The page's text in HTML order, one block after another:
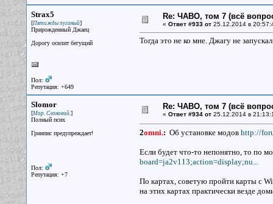
Strax5
[Пятижды пуганый]
Прирожденный Джаец
Дорогу осилит бегущий
Пол:
Репутация: +649
Re: ЧАВО, том 7 (всё
« Ответ #933 от25.12.2014 в
Тогда это не ко мне. Джагу не
Slomor
[Мор. Слоновий.]
Полный псих
Гринпис предупреждает!
Пол:
Репутация: +7
Re: ЧАВО, том 7 (всё
« Ответ #934 от25.12.2014 в
2omni.: Об установке модов http://
Если будет что-то непонятно, то по
board=ja2v113;action=display;nu...
По картах, советую пройти карты с
на этих картах практически везде